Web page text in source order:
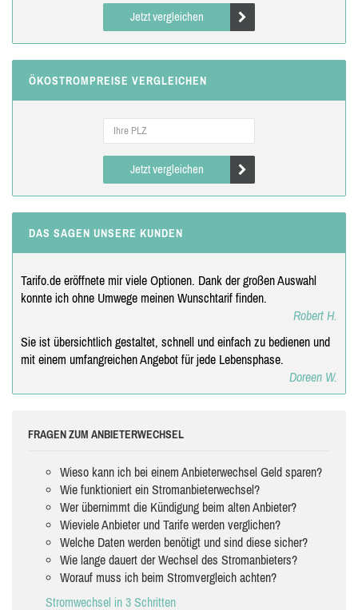
Jetzt vergleichen
ÖKOSTROMPREISE VERGLEICHEN
Jetzt vergleichen
DAS SAGEN UNSERE KUNDEN
Tarifo.de eröffnete mir viele Optionen. Dank der großen Auswahl
konnte ich ohne Umwege meinen Wunschtarif finden.
Robert H.
Sie ist übersichtlich gestaltet, schnell und einfach zu bedienen und
mit einem umfangreichen Angebot für jede Lebensphase.
Doreen W.
FRAGEN ZUM ANBIETERWECHSEL
Wieso kann ich bei einem Anbieterwechsel Geld sparen?
Wie funktioniert ein Stromanbieterwechsel?
Wer übernimmt die Kündigung beim alten Anbieter?
Wieviele Anbieter und Tarife werden verglichen?
Welche Daten werden benötigt und sind diese sicher?
Wie lange dauert der Wechsel des Stromanbieters?
Worauf muss ich beim Stromvergleich achten?
Stromwechsel in 3 Schritten